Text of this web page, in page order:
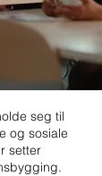
seg til
og sosiale
setter